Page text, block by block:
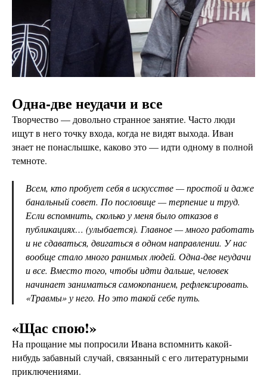
Одна-две неудачи и все
Творчество — довольно странное занятие. Часто люди
ищут в него точку входа, когда не видят выхода. Иван
знает не понаслышке, каково это — идти одному в полной
темноте.
Всем, кто пробует себя в искусстве — простой и даже
банальный совет. По пословице — терпение и труд.
Если вспомнить, сколько у меня было отказов в
публикациях… (улыбается). Главное — много работать
и не сдаваться, двигаться в одном направлении. У нас
вообще стало много ранимых людей. Одна-две неудачи
и все. Вместо того, чтобы идти дальше, человек
начинает заниматься самокопанием, рефлексировать.
«Травмы» у него. Но это такой себе путь.
«Щас спою!»
На прощание мы попросили Ивана вспомнить какой-
нибудь забавный случай, связанный с его литературными
приключениями.